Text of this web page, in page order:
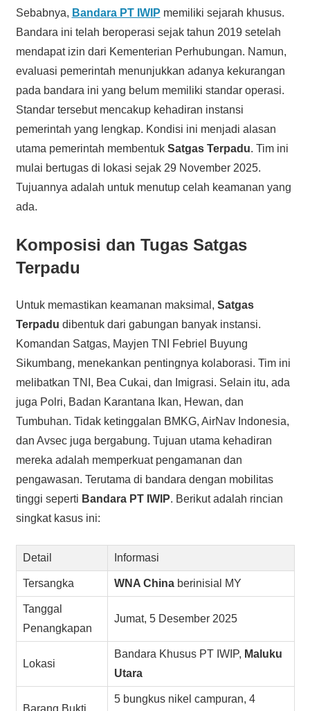
Sebabnya, Bandara PT IWIP memiliki sejarah khusus.
Bandara ini telah beroperasi sejak tahun 2019 setelah
mendapat izin dari Kementerian Perhubungan. Namun,
evaluasi pemerintah menunjukkan adanya kekurangan
pada bandara ini yang belum memiliki standar operasi.
Standar tersebut mencakup kehadiran instansi
pemerintah yang lengkap. Kondisi ini menjadi alasan
utama pemerintah membentuk Satgas Terpadu. Tim ini
mulai bertugas di lokasi sejak 29 November 2025.
Tujuannya adalah untuk menutup celah keamanan yang
ada.
Komposisi dan Tugas Satgas
Terpadu
Untuk memastikan keamanan maksimal, Satgas
Terpadu dibentuk dari gabungan banyak instansi.
Komandan Satgas, Mayjen TNI Febriel Buyung
Sikumbang, menekankan pentingnya kolaborasi. Tim ini
melibatkan TNI, Bea Cukai, dan Imigrasi. Selain itu, ada
juga Polri, Badan Karantana Ikan, Hewan, dan
Tumbuhan. Tidak ketinggalan BMKG, AirNav Indonesia,
dan Avsec juga bergabung. Tujuan utama kehadiran
mereka adalah memperkuat pengamanan dan
pengawasan. Terutama di bandara dengan mobilitas
tinggi seperti Bandara PT IWIP. Berikut adalah rincian
singkat kasus ini:
Detail Informasi
Tersangka WNA China berinisial MY
Tanggal
Penangkapan
Jumat, 5 Desember 2025
Lokasi
Bandara Khusus PT IWIP, Maluku
Utara
Barang Bukti
5 bungkus nikel campuran, 4